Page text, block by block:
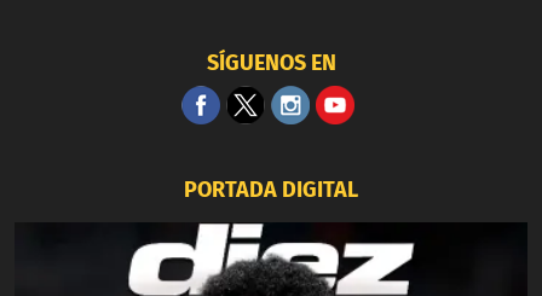
SÍGUENOS EN
PORTADA DIGITAL